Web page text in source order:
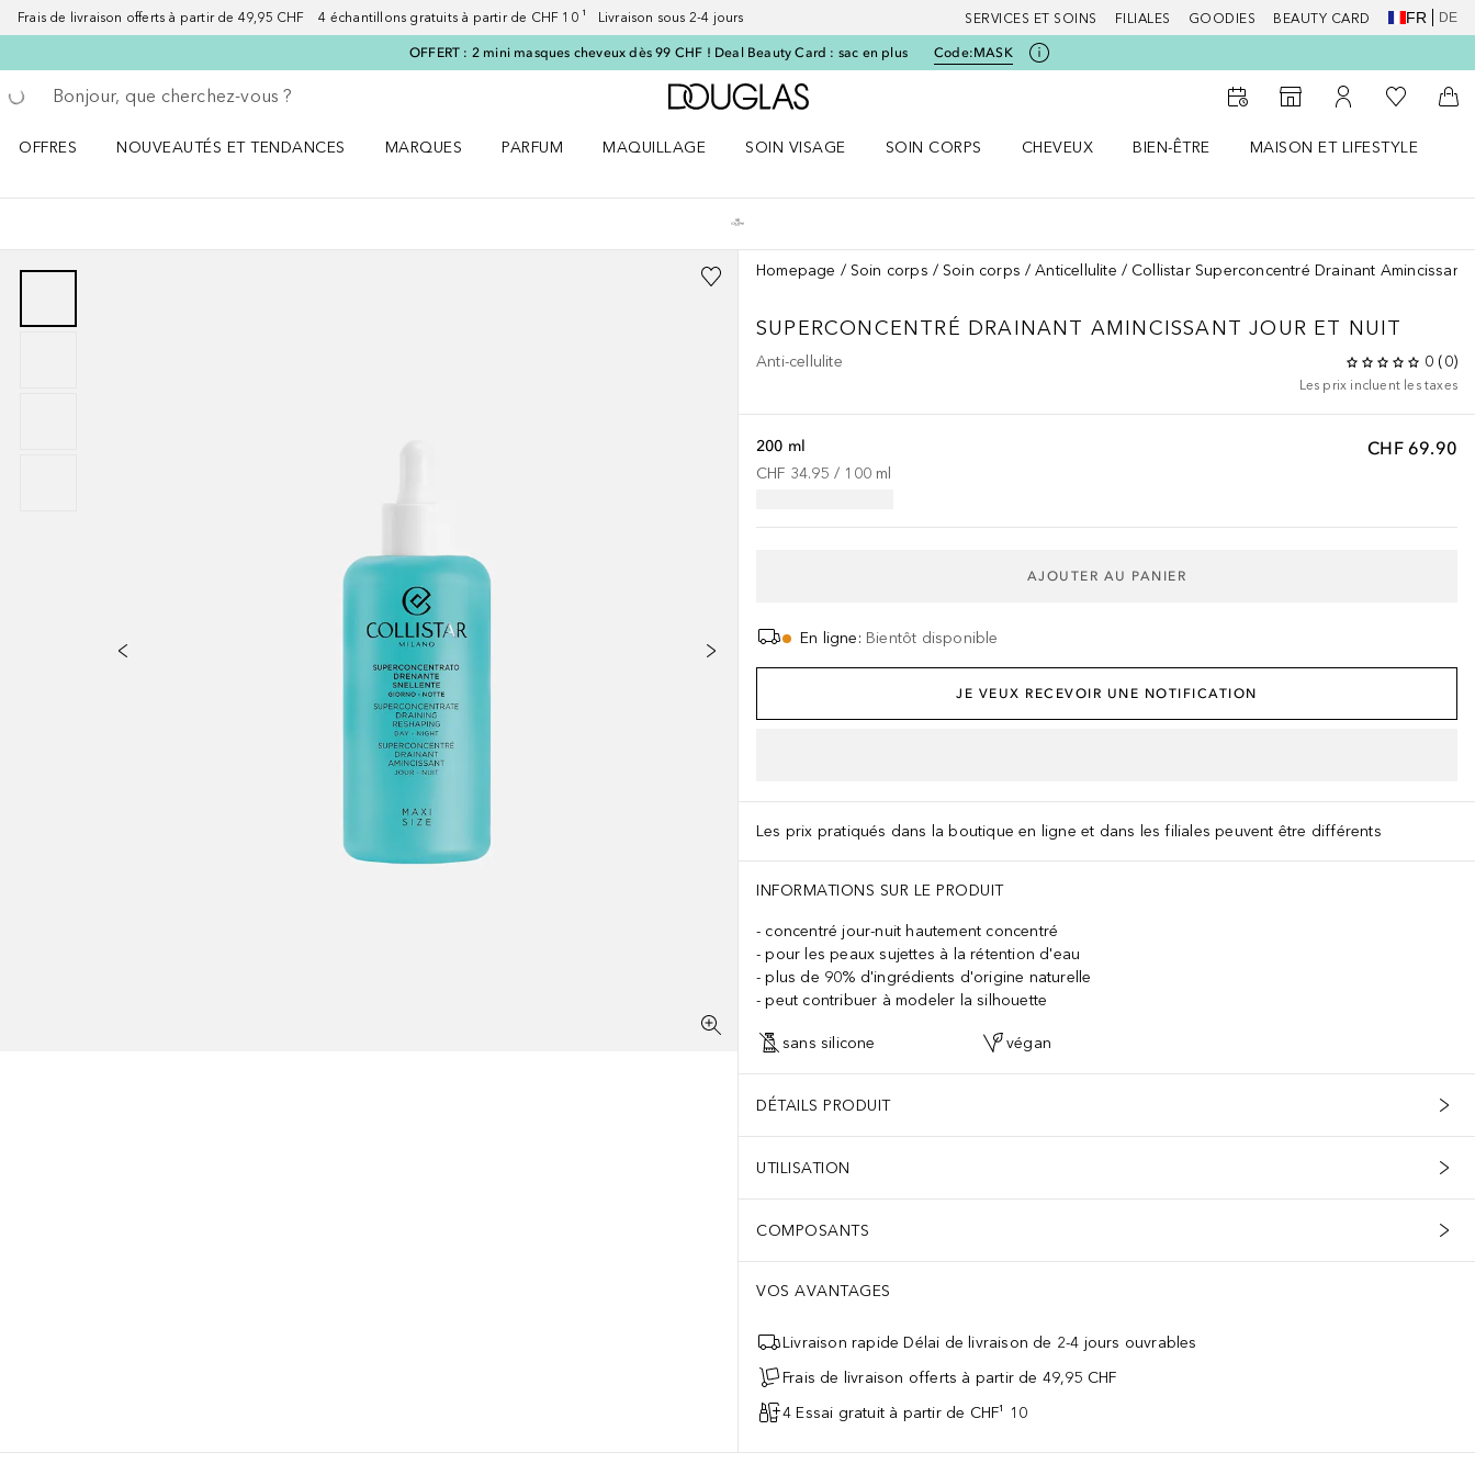
Frais de livraison offerts à partir de 49,95 CHF 4 échantillons gratuits à partir de CHF 10 ¹ Livraison sous 2-4 jours SERVICES ET SOINS FILIALES GOODIES BEAUTY CARD FR DE
OFFERT : 2 mini masques cheveux dès 99 CHF ! Deal Beauty Card : sac en plus Code:MASK
Retourner
Exécuter la recherche
Vers l'accueil Douglas
Vers le Storefinder
Vers Mon Compte
Vers Ma
OFFRES
NOUVEAUTÉS ET TENDANCES
MARQUES
PARFUM
MAQUILLAGE
SOIN VISAGE
SOIN CORPS
CHEVEUX
BIEN-ÊTRE
MAISON ET LIFESTYLE
Homepage Soin corps Soin corps Anticellulite Collistar Superconcentré Drainant Amincissant
SUPERCONCENTRÉ DRAINANT AMINCISSANT JOUR ET NUIT
Anti-cellulite 0 (0)
Les prix incluent les taxes
CHF 69.90
200 ml
CHF 34.95 / 100 ml
AJOUTER AU PANIER
En ligne: Bientôt disponible
JE VEUX RECEVOIR UNE NOTIFICATION
Les prix pratiqués dans la boutique en ligne et dans les filiales peuvent être différents
INFORMATIONS SUR LE PRODUIT
concentré jour-nuit hautement concentré
pour les peaux sujettes à la rétention d'eau
plus de 90% d'ingrédients d'origine naturelle
peut contribuer à modeler la silhouette
sans silicone végan
DÉTAILS PRODUIT
UTILISATION
COMPOSANTS
VOS AVANTAGES
Livraison rapide Délai de livraison de 2-4 jours ouvrables
Frais de livraison offerts à partir de 49,95 CHF
4 Essai gratuit à partir de CHF¹ 10